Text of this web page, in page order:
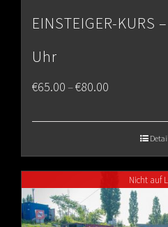
EINSTEIGER-KURS
Uhr
€65.00–€80.00
€80.00
Nicht auf